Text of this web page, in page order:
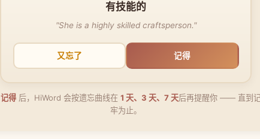
有技能的
"She is a highly skilled craftsperson."
又忘了 记得
记得 后，HiWord 会按遗忘曲线在 1 天、3 天、7 天后再提醒你 —— 直到
牢为止。